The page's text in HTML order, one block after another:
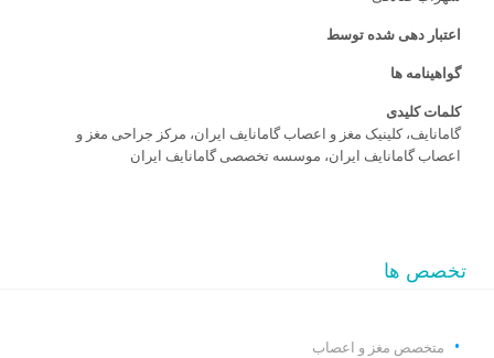
اعتبار دهی شده توسط
گواهینامه ها
کلمات کلیدی
گامانایف، کلینیک مغز و اعصاب گامانایف ایران، مرکز جراحی مغز و
اعصاب گامانایف ایران، موسسه تخصصی گامانایف ایران
تخصص ها
متخصص مغز و اعصاب